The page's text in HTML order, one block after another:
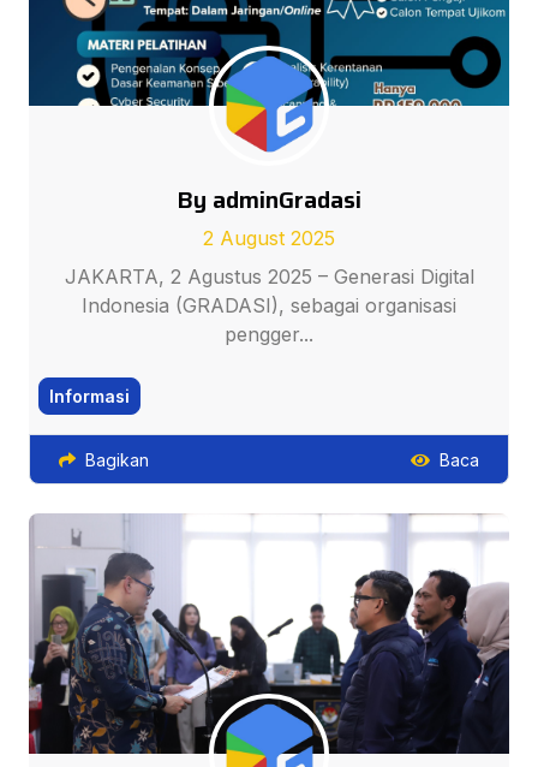
By adminGradasi
2 August 2025
JAKARTA, 2 Agustus 2025 – Generasi Digital
Indonesia (GRADASI), sebagai organisasi
pengger...
Informasi
Bagikan Baca